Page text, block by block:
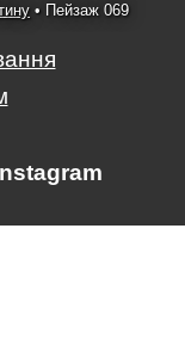
• Пейзаж 069